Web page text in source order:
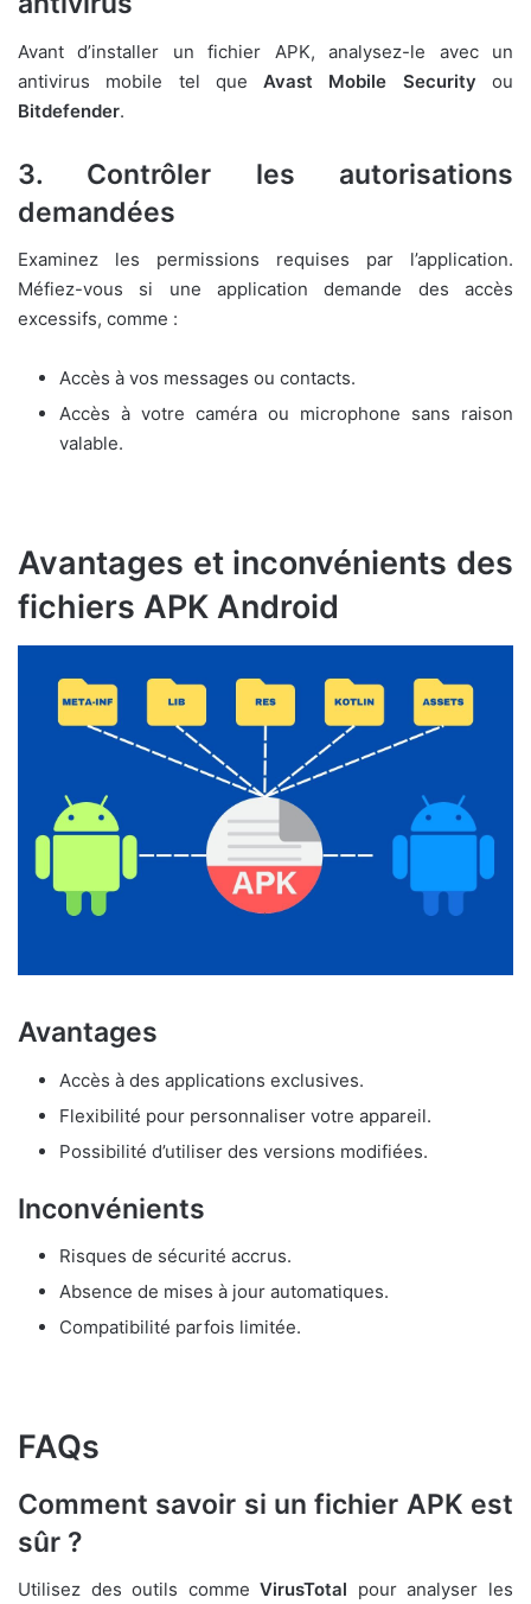
Avant d’installer un fichier APK, analysez-le avec un
antivirus mobile tel queAvast Mobile Security ou
Bitdefender.
3. Contrôler les autorisations
demandées
Examinez les permissions requises par l’application.
Méfiez-vous si une application demande des accès
excessifs, comme :
Accès à vos messages ou contacts.
Accès à votre caméra ou microphone sans raison
valable.
Avantages et inconvénients des
fichiers APK Android
Avantages
Accès à des applications exclusives.
Flexibilité pour personnaliser votre appareil.
Possibilité d’utiliser des versions modifiées.
Inconvénients
Risques de sécurité accrus.
Absence de mises à jour automatiques.
Compatibilité parfois limitée.
FAQs
Comment savoir si un fichier APK est
sûr ?
Utilisez des outils commeVirusTotal pour analyser les